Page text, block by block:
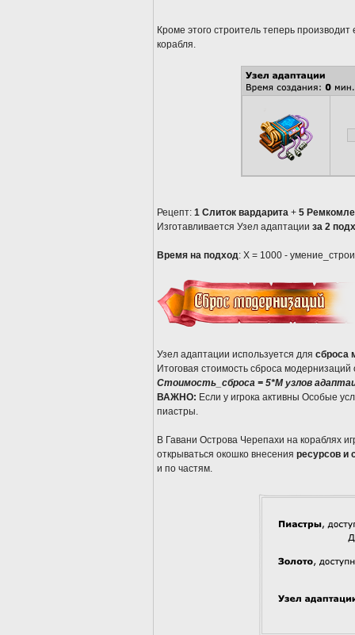
Кроме этого строитель теперь
корабля.
Рецепт: 1 Слиток вардарита + 5
Изготавливается Узел адаптации за 2
Время на подход: Х = 1000 -
Узел адаптации используется для сброса
Итоговая стоимость сброса
Стоимость_сброса = 5*M узлов
ВАЖНО: Если у игрока активны Особые
пиастры.
В Гавани Острова Черепахи на кораблях
открываться окошко внесения ресурсов и
и по частям.